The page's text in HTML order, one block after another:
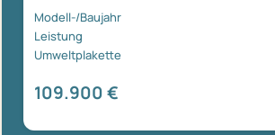
Modell-/Baujahr
Leistung
Umweltplakette
109.900 €